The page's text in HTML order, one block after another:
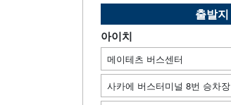
출발지
아이치
메이테츠 버스센터
사카에 버스터미널 8번 승차장